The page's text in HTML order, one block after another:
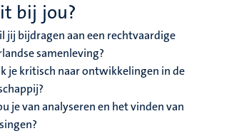
bij jou?
jij bijdragen aan een rechtvaardige
samenleving?
je kritisch naar ontwikkelingen in de
je van analyseren en het vinden van